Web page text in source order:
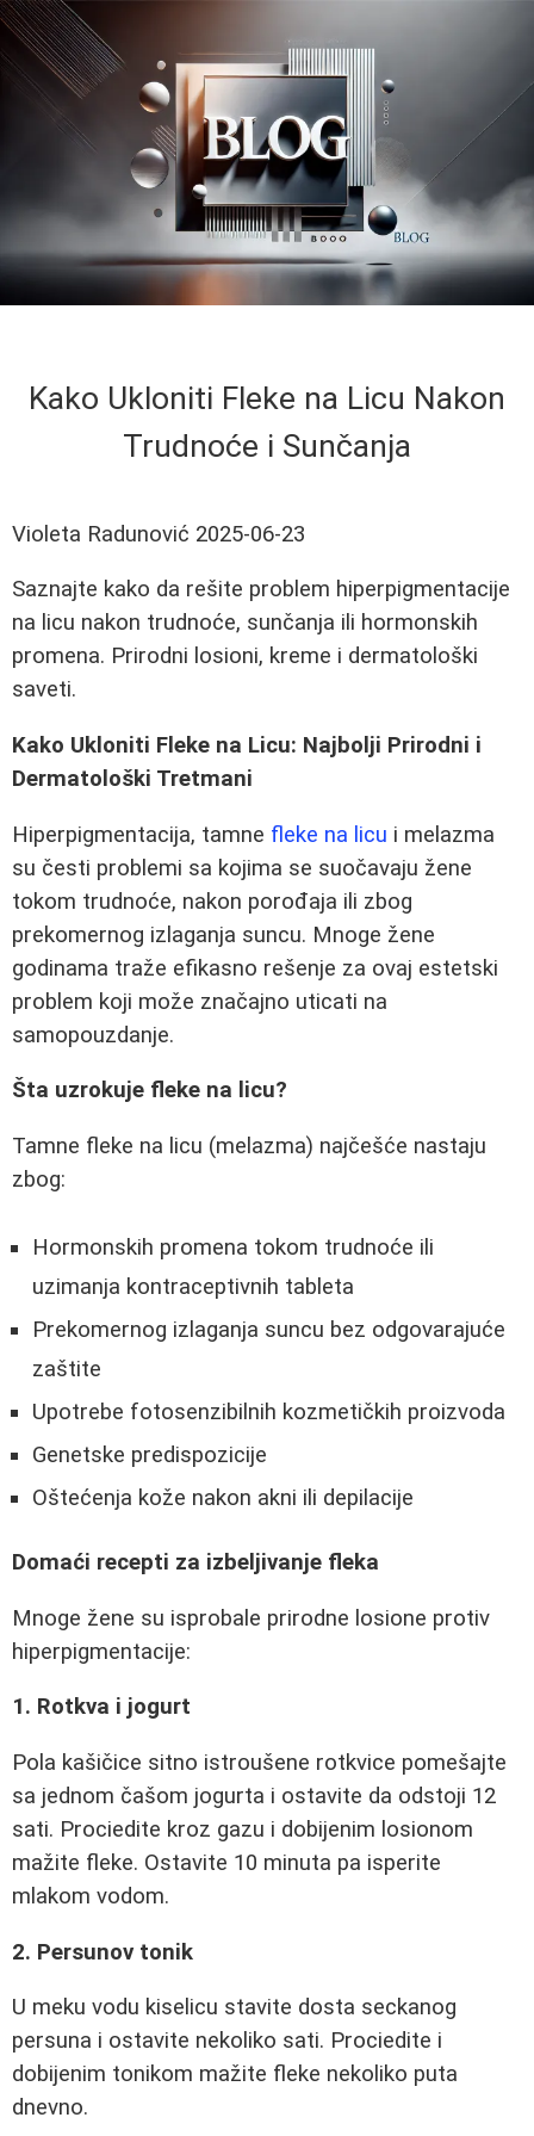
Kako Ukloniti Fleke na Licu Nakon
Trudnoće i Sunčanja
Violeta Radunović 2025-06-23
Saznajte kako da rešite problem hiperpigmentacije
na licu nakon trudnoće, sunčanja ili hormonskih
promena. Prirodni losioni, kreme i dermatološki
saveti.
Kako Ukloniti Fleke na Licu: Najbolji Prirodni i
Dermatološki Tretmani
Hiperpigmentacija, tamne fleke na licu i melazma
su česti problemi sa kojima se suočavaju žene
tokom trudnoće, nakon porođaja ili zbog
prekomernog izlaganja suncu. Mnoge žene
godinama traže efikasno rešenje za ovaj estetski
problem koji može značajno uticati na
samopouzdanje.
Šta uzrokuje fleke na licu?
Tamne fleke na licu (melazma) najčešće nastaju
zbog:
Hormonskih promena tokom trudnoće ili
uzimanja kontraceptivnih tableta
Prekomernog izlaganja suncu bez odgovarajuće
zaštite
Upotrebe fotosenzibilnih kozmetičkih proizvoda
Genetske predispozicije
Oštećenja kože nakon akni ili depilacije
Domaći recepti za izbeljivanje fleka
Mnoge žene su isprobale prirodne losione protiv
hiperpigmentacije:
1. Rotkva i jogurt
Pola kašičice sitno istroušene rotkvice pomešajte
sa jednom čašom jogurta i ostavite da odstoji 12
sati. Prociedite kroz gazu i dobijenim losionom
mažite fleke. Ostavite 10 minuta pa isperite
mlakom vodom.
2. Persunov tonik
U meku vodu kiselicu stavite dosta seckanog
persuna i ostavite nekoliko sati. Prociedite i
dobijenim tonikom mažite fleke nekoliko puta
dnevno.